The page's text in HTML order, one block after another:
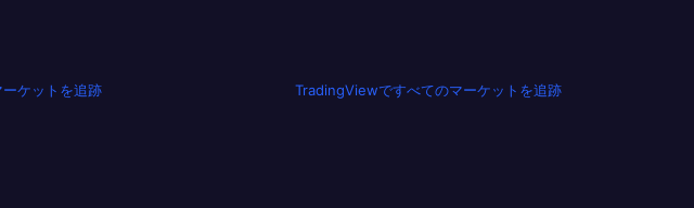
ケットを追跡 TradingViewですべてのマーケットを追跡